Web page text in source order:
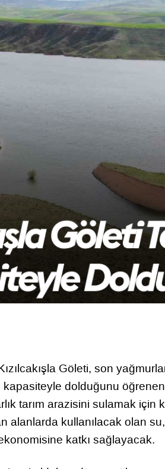
Göleti, son
dolduğunu
tarım arazisini sulamak için
alanlarda kullanılacak olan
katkı sağlayacak.